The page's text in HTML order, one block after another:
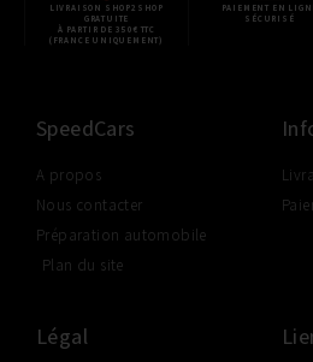
LIVRAISON SHOP2SHOP
GRATUITE
À PARTIR DE 350€ TTC
(FRANCE UNIQUEMENT)
PAIEMENT EN
SÉCURISÉ
SpeedCars
A propos
Nous contacter
Préparation automobile
Plan du site
Légal